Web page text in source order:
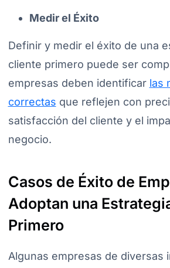
Medir el Éxito
Definir y medir el éxito de una
cliente primero puede ser
empresas deben identificar las
correctas que reflejen con
satisfacción del cliente y el
negocio.
Casos de Éxito de
Adoptan una
Primero
Algunas empresas de diversas